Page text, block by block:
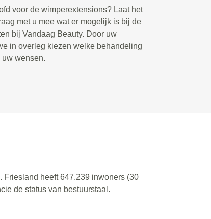
voor de wimperextensions? Laat het
met u mee wat er mogelijk is bij de
bij Vandaag Beauty. Door uw
in overleg kiezen welke behandeling
uw wensen.
heeft 647.239 inwoners (30
de status van bestuurstaal.